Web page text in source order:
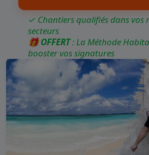
✓ Chantiers qualifiés dans vos
secteurs
🎁OFFERT: La Méthode
booster vos signatures